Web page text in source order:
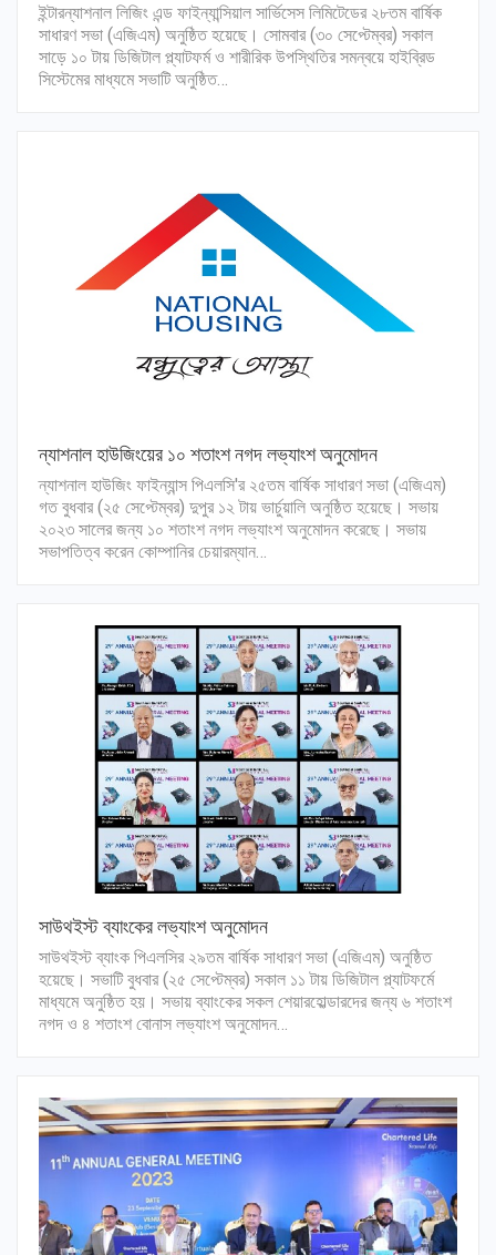
ইন্টারন্যাশনাল লিজিং এন্ড ফাইন্যান্সিয়াল সার্ভিসেস লিমিটেডের ২৮তম বার্ষিক
সাধারণ সভা (এজিএম) অনুষ্ঠিত হয়েছে। সোমবার (৩০ সেপ্টেম্বর) সকাল
সাড়ে ১০ টায় ডিজিটাল প্ল্যাটফর্ম ও শারীরিক উপস্থিতির সমন্বয়ে হাইব্রিড
সিস্টেমের মাধ্যমে সভাটি অনুষ্ঠিত…
ন্যাশনাল হাউজিংয়ের ১০ শতাংশ নগদ লভ্যাংশ অনুমোদন
ন্যাশনাল হাউজিং ফাইন্যান্স পিএলসি'র ২৫তম বার্ষিক সাধারণ সভা (এজিএম)
গত বুধবার (২৫ সেপ্টেম্বর) দুপুর ১২ টায় ভার্চুয়ালি অনুষ্ঠিত হয়েছে। সভায়
২০২৩ সালের জন্য ১০ শতাংশ নগদ লভ্যাংশ অনুমোদন করেছে। সভায়
সভাপতিত্ব করেন কোম্পানির চেয়ারম্যান…
সাউথইস্ট ব্যাংকের লভ্যাংশ অনুমোদন
সাউথইস্ট ব্যাংক পিএলসির ২৯তম বার্ষিক সাধারণ সভা (এজিএম) অনুষ্ঠিত
হয়েছে। সভাটি বুধবার (২৫ সেপ্টেম্বর) সকাল ১১ টায় ডিজিটাল প্ল্যাটফর্মে
মাধ্যমে অনুষ্ঠিত হয়। সভায় ব্যাংকের সকল শেয়ারহোল্ডারদের জন্য ৬ শতাংশ
নগদ ও ৪ শতাংশ বোনাস লভ্যাংশ অনুমোদন…